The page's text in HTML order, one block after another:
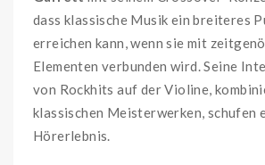
dass klassische Musik ein breiteres
erreichen kann, wenn sie mit
Elementen verbunden wird. Seine
von Rockhits auf der Violine,
klassischen Meisterwerken, schufen
Hörerlebnis.